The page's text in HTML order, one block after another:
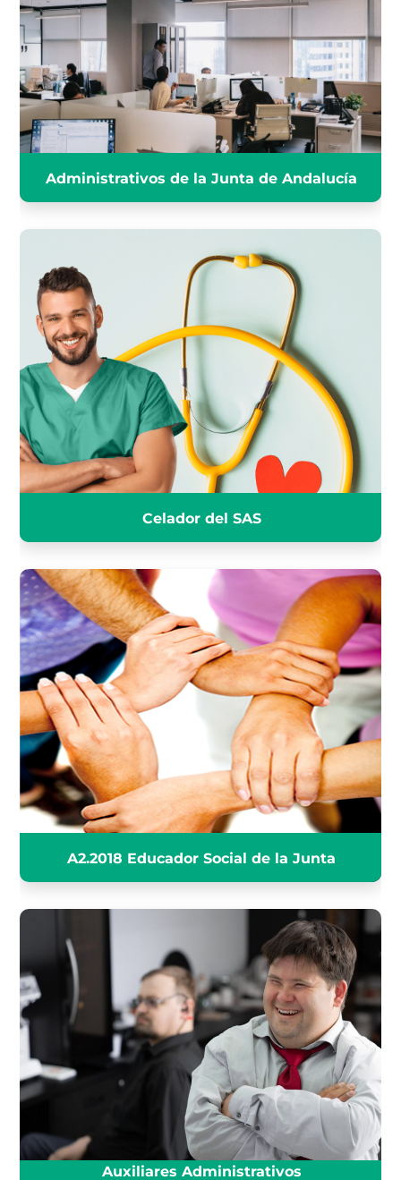
Administrativos de la Junta de Andalucía
ADMINISTRATIVO DE LA JUNTA
DE ANDALUCÍA
INFÓRMATE
Celador del SAS
CELADOR DEL SAS
INFÓRMATE
A2.2018 Educador Social de la Junta
A2-2018 EDUCADOR SOCIAL DE
LA JUNTA
INFÓRMATE
Auxiliares Administrativos
AUXILIAR ADMINISTRATIVO
JUNTA (Turno de Discapacidad
Intelectual)
INFÓRMATE